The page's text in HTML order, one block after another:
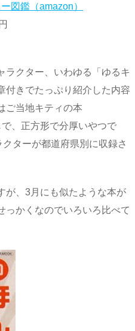
図鑑（amazon）
ラクター、いわゆる「ゆるキ
付きでたっぷり紹介した内容
ご当地キティの本
、正方形で分厚いやつで
ターが都道府県別に収録さ
が、3月にも似たような本が
っかくなのでいろいろ比べて